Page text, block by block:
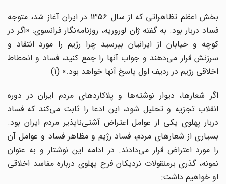
بخش اعظم تظاهراتی که از سال 1356 در ایران آغاز شد، متوجه
فساد دربار بود. به گفته ژان لوروریه، روزنامه‌نگار فرانسوی: «اگر در
کوچه و خیابان از ایرانیان بپرسید چرا رژیم را مورد انتقاد و
سرزنش قرار می‌دهند و جواب آنها را جمع کنید، فساد و انحطاط
اخلاقی رژیم در ردیف اول پاسخ آنها خواهد بود.» (1)
اگر شعارها، دیوار نوشته‌ها و پلاکاردهای مردم ایران در دوره
انقلاب تجزیه و تحلیل شود، این ادعا را ثابت می‌کند که فساد
دربار پهلوی یکی از عوامل اعتراض آشتی‌ناپذیر مردم ایران بود.
بسیاری از شعارهای مردم، فساد رژیم و مظاهر فساد و عوامل آن
را مورد اعتراض قرار می‌دادند. در ادامه این نوشتار و به عنوان
نمونه، گذری برمنقولات نزدیکان فرح پهلوی درباره مفاسد اخلاقی
او خواهیم داشت: